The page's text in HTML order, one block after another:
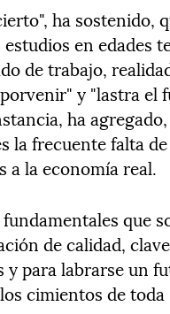
ha sostenido,
en edades
de trabajo,
y "lastra el
ha
la frecuente falta
a la economía real.
que
de calidad,
y para labrarse un
cimientos de